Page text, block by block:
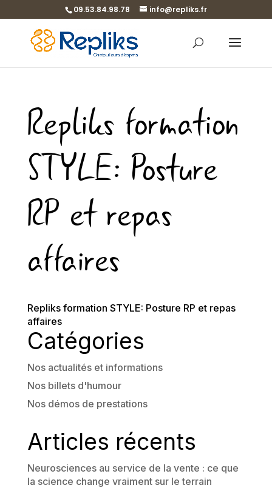
09.53.84.98.78 info@repliks.fr
Repliks formation
STYLE: Posture
RP et repas
affaires
Repliks formation STYLE: Posture RP et repas
affaires
Catégories
Nos actualités et informations
Nos billets d'humour
Nos démos de prestations
Articles récents
Neurosciences au service de la vente : ce que
la science change vraiment sur le terrain